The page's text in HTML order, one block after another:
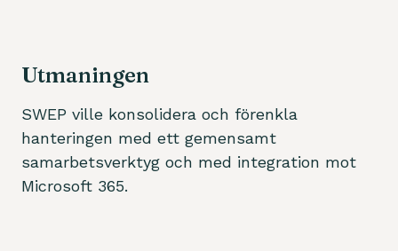
Utmaningen
SWEP ville konsolidera och förenkla
hanteringen med ett gemensamt
samarbetsverktyg och med integration mot
Microsoft 365.